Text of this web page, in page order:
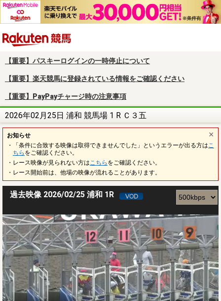
【重要】パスキーログインの一時停止について
【重要】楽天競馬に登録されている情報をご確認ください
【重要】PayPayチャージ時の注意事項
2026年02月25日 浦和 競馬場 1 R Ｃ３五
お知らせ
・「条件に合致する映像は取得できませんでした」というエラーが出る方は こ
ちら をご確認ください。
・レース映像が見られない方は こちら をご確認ください。
・レース開始前は、他場の映像が流れることがあります。
過去映像 2026/02/25 浦和 1R